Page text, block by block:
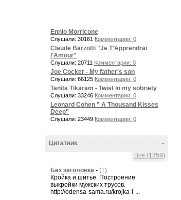
Ennio Morricone
Слушали: 30161 Комментарии: 0
Claude Barzotti "Je T'Apprendrai
l'Amour"
Слушали: 20711 Комментарии: 0
Joe Cocker - My father's son
Слушали: 66125 Комментарии: 0
Tanita Tikaram - Twist in my sobriety
Слушали: 33246 Комментарии: 0
Leonard Cohen " A Thousand Kisses
Deep"
Слушали: 23449 Комментарии: 0
-
Цитатник
Все (1359)
Без заголовка - (1)
Кройка и шитье. Построение
выкройки мужских трусов.
http://odensa-sama.ru/krojka-i-...